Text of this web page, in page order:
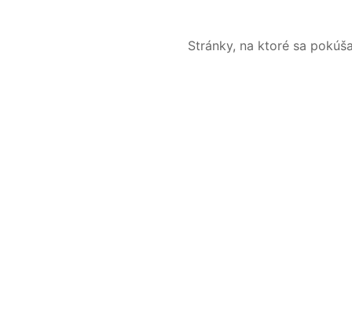
Stránky, na ktoré sa